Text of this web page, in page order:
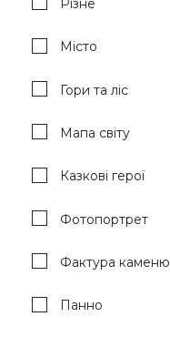
Різне
Місто
Гори та ліс
Мапа світу
Казкові герої
Фотопортрет
Фактура каменю
Панно